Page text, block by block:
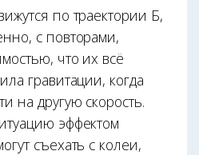
по траектории Б,
с повторами,
что их всё
гравитации, когда
на другую скорость.
эффектом
съехать с колеи,